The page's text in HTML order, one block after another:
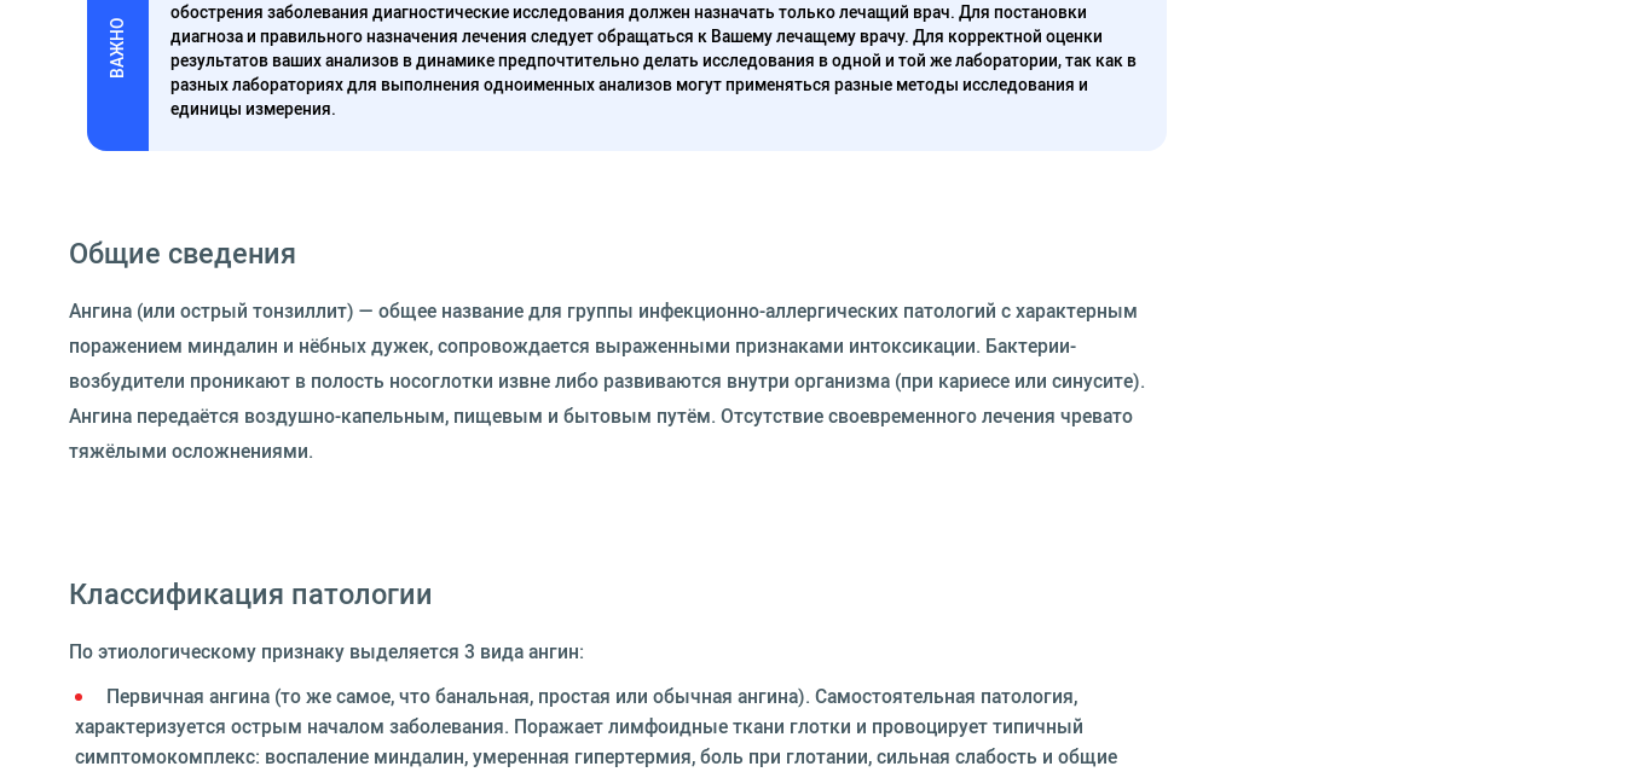
ВАЖНО
обострения заболевания диагностические исследования должен назначать только лечащий врач. Для постановки
диагноза и правильного назначения лечения следует обращаться к Вашему лечащему врачу. Для корректной оценки
результатов ваших анализов в динамике предпочтительно делать исследования в одной и той же лаборатории, так как в
разных лабораториях для выполнения одноименных анализов могут применяться разные методы исследования и
единицы измерения.
Общие сведения
Ангина (или острый тонзиллит) — общее название для группы инфекционно-аллергических патологий с характерным
поражением миндалин и нёбных дужек, сопровождается выраженными признаками интоксикации. Бактерии-
возбудители проникают в полость носоглотки извне либо развиваются внутри организма (при кариесе или синусите).
Ангина передаётся воздушно-капельным, пищевым и бытовым путём. Отсутствие своевременного лечения чревато
тяжёлыми осложнениями.
Классификация патологии
По этиологическому признаку выделяется 3 вида ангин:
Первичная ангина (то же самое, что банальная, простая или обычная ангина). Самостоятельная патология,
характеризуется острым началом заболевания. Поражает лимфоидные ткани глотки и провоцирует типичный
симптомокомплекс: воспаление миндалин, умеренная гипертермия, боль при глотании, сильная слабость и общие